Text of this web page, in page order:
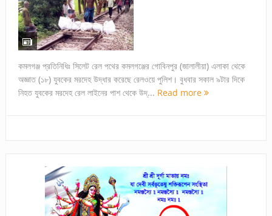
কমলগঞ্জ প্রতিনিধিঃ সিলেট রেল পথের কমলগঞ্জের গোবিনপুর (জালালীয়া) এলাকা থেকে
অজ্ঞাত (১৮) যুবকের মরদেহ উদ্ধার করেছে রেলওয়ে পুলিশ। বুধবার সকাল ৯টার দিকে
নিহত যুবকের মরদেহ রেল লাইনের পাশ থেকে উদ্... Read more